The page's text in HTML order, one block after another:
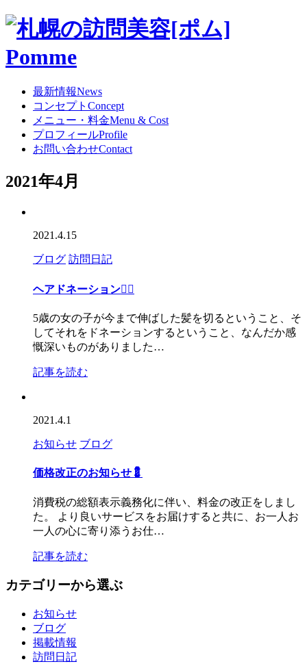
最新情報News
コンセプト Concept
メニュー・料金Menu & Cost
プロフィールProfile
お問い合わせContact
2021年4月
2021.4.15
ブログ 訪問日記
ヘアドネーション💇‍♀️
5歳の女の子が今まで伸ばした髪を切るということ、そ
してそれをドネーションするということ、なんだか感
慨深いものがありました…
記事を読む
2021.4.1
お知らせ ブログ
価格改正のお知らせ💈
消費税の総額表示義務化に伴い、料金の改正をしまし
た。 より良いサービスをお届けすると共に、お一人お
一人の心に寄り添うお仕…
記事を読む
カテゴリーから選ぶ
お知らせ
ブログ
掲載情報
訪問日記